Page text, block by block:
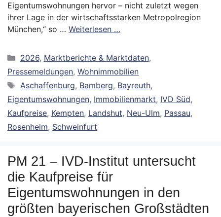
Eigentumswohnungen hervor – nicht zuletzt wegen
ihrer Lage in der wirtschaftsstarken Metropolregion
München,“ so … Weiterlesen …
Kategorien
2026, Marktberichte & Marktdaten,
Pressemeldungen, Wohnimmobilien
Schlagwörter
Aschaffenburg, Bamberg, Bayreuth,
Eigentumswohnungen, Immobilienmarkt, IVD Süd,
Kaufpreise, Kempten, Landshut, Neu-Ulm, Passau,
Rosenheim, Schweinfurt
PM 21 – IVD-Institut untersucht
die Kaufpreise für
Eigentumswohnungen in den
größten bayerischen Großstädten